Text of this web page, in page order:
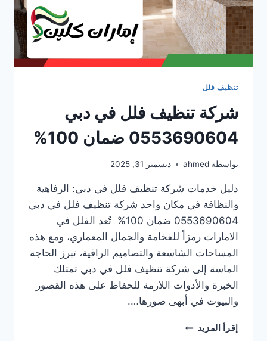
تنظيف فلل
شركة تنظيف فلل في دبي
0553690604 ضمان 100%
بواسطة ahmed ديسمبر 31, 2025
دليل خدمات شركة تنظيف فلل في دبي: الرفاهية
والنظافة في مكان واحد شركة تنظيف فلل في دبي
0553690604 ضمان 100% تُعد الفلل في
الامارات رمزاً للفخامة والجمال المعماري، ومع هذه
المساحات الشاسعة والتصاميم الراقية، تبرز الحاجة
الماسة إلى شركة تنظيف فلل في دبي تمتلك
الخبرة والأدوات اللازمة للحفاظ على هذه القصور
والبيوت في أبهى صورها….
إقرأ المزيد شركة